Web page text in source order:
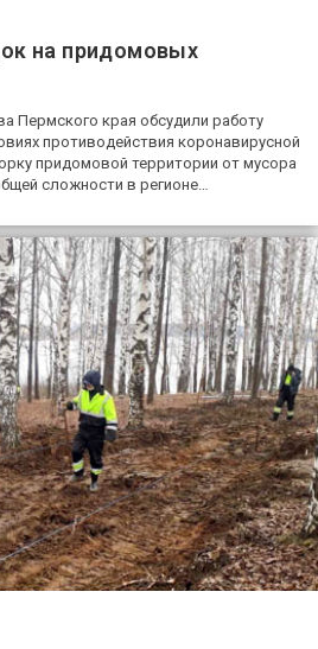
на придомовых
Пермского края обсудили работу
противодействия коронавирусной
придомовой территории от мусора
сложности в регионе…